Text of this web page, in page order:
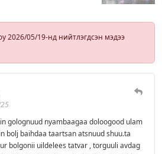
2026/05/19-нд нийтлэгдсэн мэдээ
golognuud nyambaagaa doloogood ulam
bolj baihdaa taartsan atsnuud shuu.ta
bolgonii uildelees tatvar , torguuli avdag